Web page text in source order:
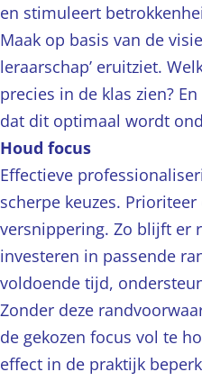
en stimuleert
Maak op basis van de
leraarschap’ eruitziet.
precies in de klas zien?
dat dit optimaal wordt
Houd focus
Effectieve
scherpe keuzes.
versnippering. Zo blijft er
investeren in passende
voldoende tijd,
Zonder deze
de gekozen focus vol te
effect in de praktijk